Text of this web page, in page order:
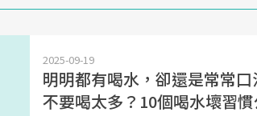
2025-09-19
明明都有喝水，卻還是常常
不要喝太多？10個喝水壞習
面對超高
向「健康
2025年，
康新生活